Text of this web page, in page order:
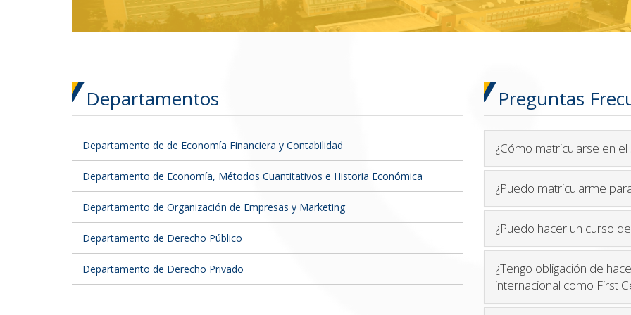
Consulta el profesorado adscrito a las titulaciones de la Facultad de Ciencias Empresariales
Departamentos
Departamento de de Economía Financiera y Contabilidad
Departamento de Economía, Métodos Cuantitativos e Historia Económica
Departamento de Organización de Empresas y Marketing
Departamento de Derecho Público
Departamento de Derecho Privado
Preguntas
¿Cómo matricularse en
¿Puedo matricularme
¿Puedo hacer un curso
¿Tengo obligación de
internacional como First